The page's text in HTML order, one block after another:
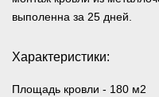
выполенна за 25 дней.
Характеристики:
Площадь кровли - 180 м2